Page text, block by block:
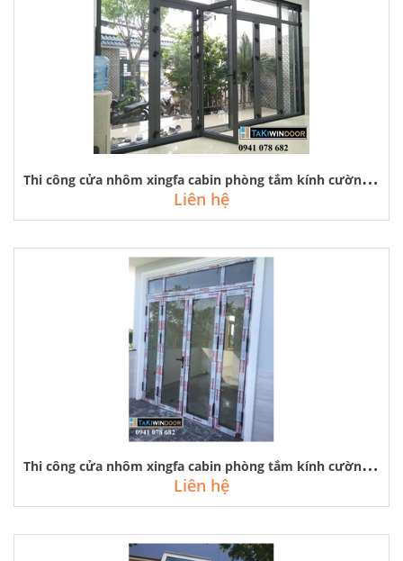
T
hi công cửa nhôm xingfa cabin phòng tắm kính cường lực rẻ tại hà đông
Liên hệ
T
hi công cửa nhôm xingfa cabin phòng tắm kính cường lực tại hoài đức
Liên hệ